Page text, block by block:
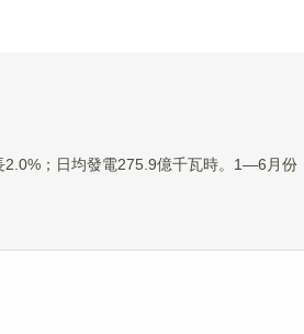
2.0%；日均發電275.9億千瓦時。1—6月份